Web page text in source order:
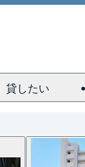
貸したい